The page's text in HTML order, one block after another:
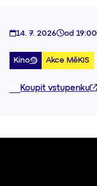
14. 7. 2026 od 19:00
Kino Akce MěKIS
Koupit vstupenku